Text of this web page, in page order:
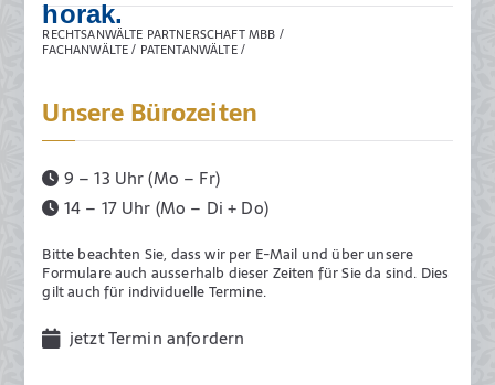
r
2
3
horak.
RECHTSANWÄLTE PARTNERSCHAFT MBB /
FACHANWÄLTE / PATENTANWÄLTE /
Unsere Bürozeiten
9 – 13 Uhr (Mo – Fr)
14 – 17 Uhr (Mo – Di + Do)
Bitte beachten Sie, dass wir per E-Mail und über unsere
Formulare auch ausserhalb dieser Zeiten für Sie da sind. Dies
gilt auch für individuelle Termine.
jetzt Termin anfordern